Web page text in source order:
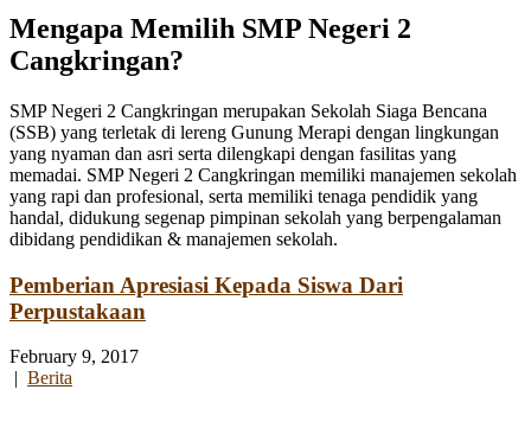
Mengapa Memilih SMP Negeri 2
Cangkringan?
SMP Negeri 2 Cangkringan merupakan Sekolah Siaga Bencana
(SSB) yang terletak di lereng Gunung Merapi dengan lingkungan
yang nyaman dan asri serta dilengkapi dengan fasilitas yang
memadai. SMP Negeri 2 Cangkringan memiliki manajemen sekolah
yang rapi dan profesional, serta memiliki tenaga pendidik yang
handal, didukung segenap pimpinan sekolah yang berpengalaman
dibidang pendidikan & manajemen sekolah.
Pemberian Apresiasi Kepada Siswa Dari
Perpustakaan
February 9, 2017
| Berita